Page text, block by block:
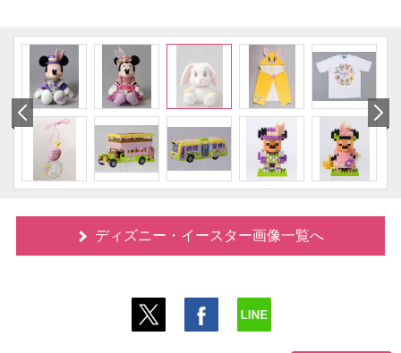
ディズニー・イースター画像一覧へ